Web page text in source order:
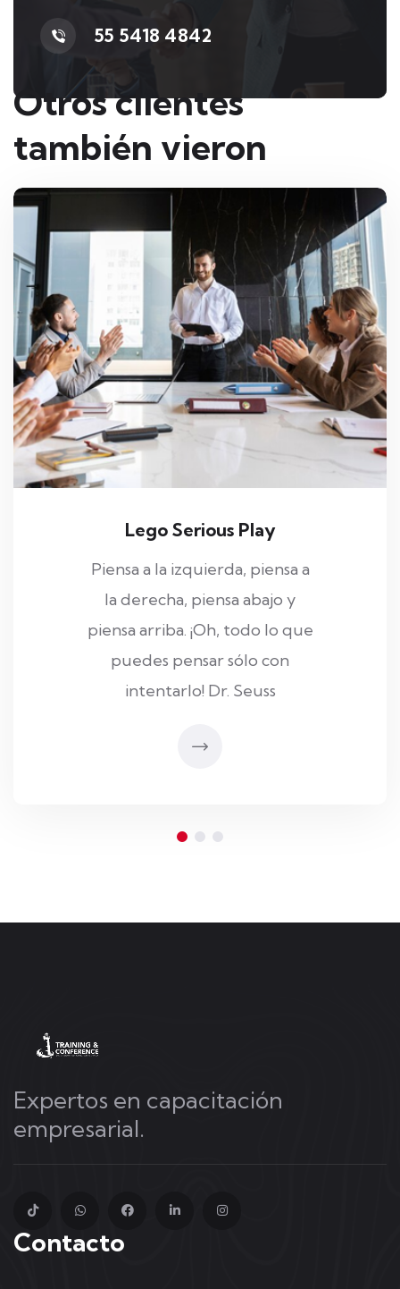
55 5418 4842
Otros clientes
también vieron
Negotiation Lab
El 80% del éxito en una
negociación está en su
planeación
Expertos en capacitación
empresarial.
Contacto